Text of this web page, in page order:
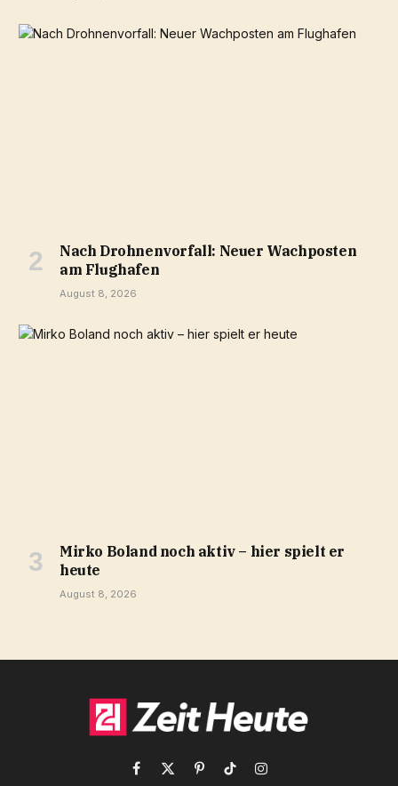
Nach Drohnenvorfall: Neuer Wachposten
am Flughafen
August 8, 2026
Mirko Boland noch aktiv – hier spielt er
heute
August 8, 2026
Facebook
X PinterestTikTokInstagram